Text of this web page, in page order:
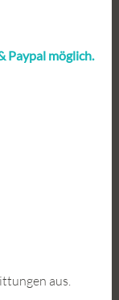
Paypal möglich.
aus.